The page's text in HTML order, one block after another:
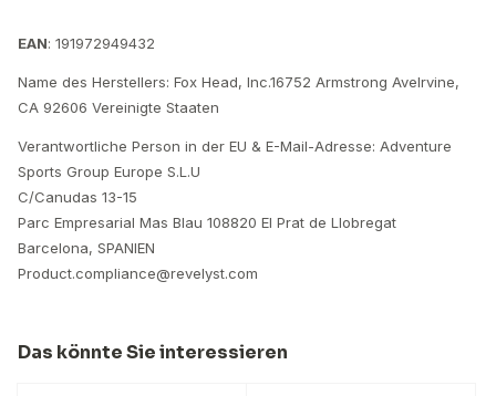
EAN: 191972949432
Name des Herstellers: Fox Head, Inc.16752 Armstrong AveIrvine,
CA 92606 Vereinigte Staaten
Verantwortliche Person in der EU & E-Mail-Adresse: Adventure
Sports Group Europe S.L.U
C/Canudas 13-15
Parc Empresarial Mas Blau 108820 El Prat de Llobregat
Barcelona, SPANIEN
Product.compliance@revelyst.com
Das könnte Sie interessieren